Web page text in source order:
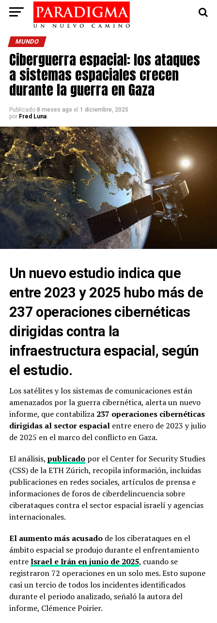
MUNDO
Ciberguerra espacial: los ataques
a sistemas espaciales crecen
durante la guerra en Gaza
Publicado 8 meses ago el 1 diciembre, 2025
por Fred Luna
Un nuevo estudio indica que
entre 2023 y 2025 hubo más de
237 operaciones cibernéticas
dirigidas contra la
infraestructura espacial, según
el estudio.
Los satélites y los sistemas de comunicaciones están
amenazados por la guerra cibernética, alerta un nuevo
informe, que contabiliza 237 operaciones cibernéticas
dirigidas al sector espacialentre enero de 2023 y julio
de 2025 en el marco del conflicto en Gaza.
El análisis, publicadopor el Center for Security Studies
(CSS) de la ETH Zúrich, recopila información, incluidas
publicaciones en redes sociales, artículos de prensa e
informaciones de foros de ciberdelincuencia sobre
ciberataques contra el sector espacial israelí y agencias
internacionales.
El aumento más acusadode los ciberataques en el
ámbito espacial se produjo durante el enfrentamiento
entreIsrael e Irán en junio de 2025, cuando se
registraron 72 operaciones en un solo mes. Esto supone
casi un tercio de todos los incidentes identificados
durante el periodo analizado, señaló la autora del
informe, Clémence Poirier.